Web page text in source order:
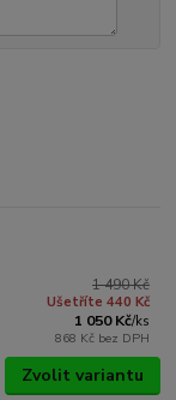
1 490 Kč
Ušetříte 440 Kč
1 050 Kč/ks
868 Kč bez DPH
Zvolit variantu